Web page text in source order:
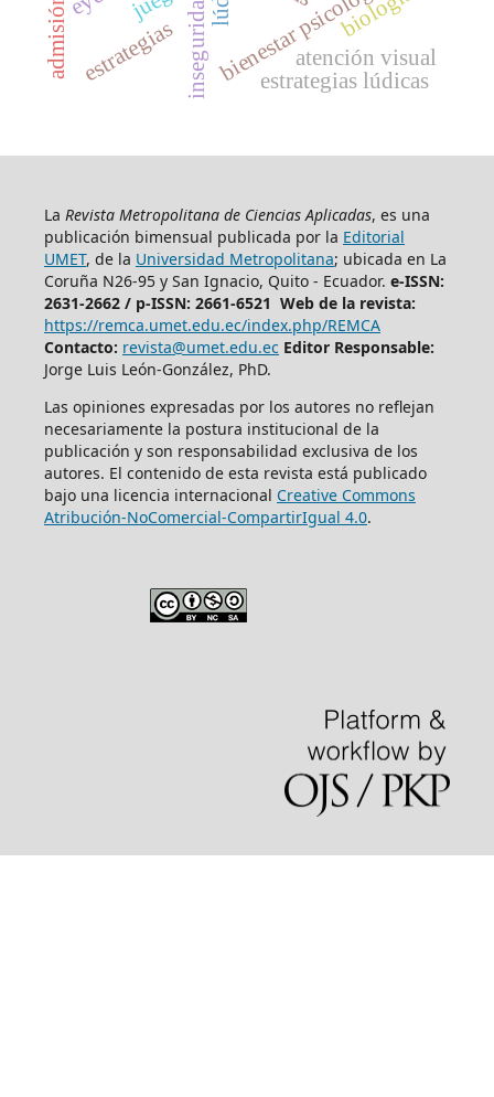
bienestar psicológico
estrategias lúdicas
atención visual
estrategias
La Revista Metropolitana de Ciencias Aplicadas, es una
publicación bimensual publicada por la Editorial
UMET, de la Universidad Metropolitana; ubicada en La
Coruña N26-95 y San Ignacio, Quito - Ecuador. e-ISSN:
2631-2662 / p-ISSN: 2661-6521 Web de la revista:
https://remca.umet.edu.ec/index.php/REMCA
Contacto: revista@umet.edu.ec Editor Responsable:
Jorge Luis León-González, PhD.
Las opiniones expresadas por los autores no reflejan
necesariamente la postura institucional de la
publicación y son responsabilidad exclusiva de los
autores. El contenido de esta revista está publicado
bajo una licencia internacional Creative Commons
Atribución-NoComercial-CompartirIgual 4.0.